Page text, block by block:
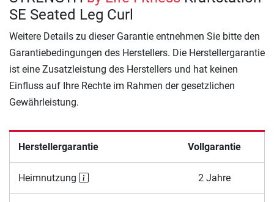
SE Seated Leg Curl
Weitere Details zu dieser Garantie entnehmen Sie bitte den
Garantiebedingungen des Herstellers. Die Herstellergarantie
ist eine Zusatzleistung des Herstellers und hat keinen
Einfluss auf Ihre Rechte im Rahmen der gesetzlichen
Gewährleistung.
Herstellergarantie Vollgarantie
Heimnutzung 2 Jahre